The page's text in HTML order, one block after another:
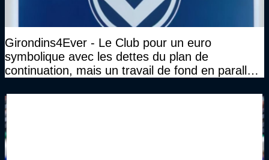
Girondins4Ever - Le Club pour un euro
symbolique avec les dettes du plan de
continuation, mais un travail de fond en parallèle